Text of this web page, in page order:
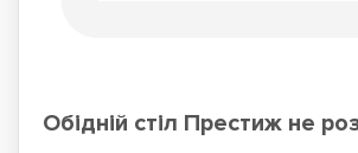
Обідній стіл Престиж не